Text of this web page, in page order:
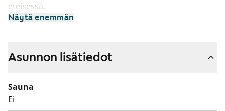
eteisessä.
varaus pyykinpesukoneelle. Keittiön varusteisiin
liesituuletin sekä astianpesukonevaraus.
Asuntojen parvekkeet ovat toistaiseksi käyttökiellossa
Näytä enemmän
Asunnon lisätiedot
Sauna
Ei